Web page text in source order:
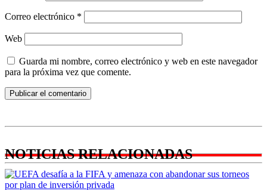
Correo electrónico *
Web
Guarda mi nombre, correo electrónico y web en este navegador
para la próxima vez que comente.
NOTICIAS RELACIONADAS